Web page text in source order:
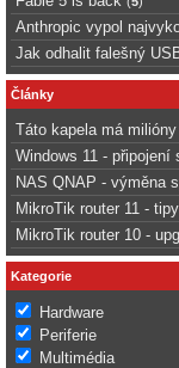
Anthropic vypol
Jak odhalit falešný
Články
Táto kapela má
Windows 11 -
NAS QNAP - výměna
MikroTik router 11 - tipy
MikroTik router 10 -
Kategorie
Hardware
Periferie
Multimédia